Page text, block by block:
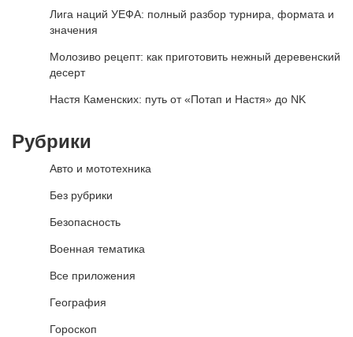
Лига наций УЕФА: полный разбор турнира, формата и
значения
Молозиво рецепт: как приготовить нежный деревенский
десерт
Настя Каменских: путь от «Потап и Настя» до NK
Рубрики
Авто и мототехника
Без рубрики
Безопасность
Военная тематика
Все приложения
География
Гороскоп